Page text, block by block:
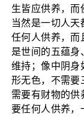
生皆应供养，而
当然是一切人
任何人供养，而
是世间的五蕴身
维持；像中阴身
形无色，不需要
需要有财物的供
要任何人供养，